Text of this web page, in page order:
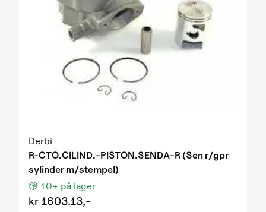
Derbi
R-CTO.CILIND.-PISTON.SENDA-R (Sen r/gpr
sylinder m/stempel)
10+ på lager
kr 1603.13,-